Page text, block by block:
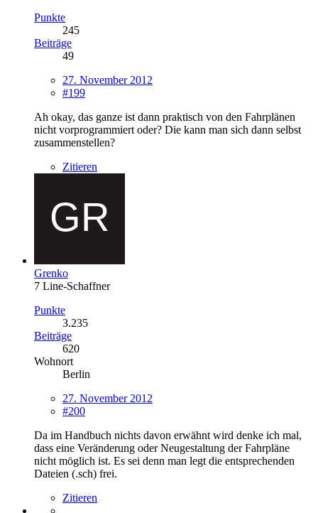
Punkte
245
Beiträge
49
27. November 2012
#199
Ah okay, das ganze ist dann praktisch von den Fahrplänen
nicht vorprogrammiert oder? Die kann man sich dann selbst
zusammenstellen?
Zitieren
Grenko
7 Line-Schaffner
Punkte
3.235
Beiträge
620
Wohnort
Berlin
27. November 2012
#200
Da im Handbuch nichts davon erwähnt wird denke ich mal,
dass eine Veränderung oder Neugestaltung der Fahrpläne
nicht möglich ist. Es sei denn man legt die entsprechenden
Dateien (.sch) frei.
Zitieren